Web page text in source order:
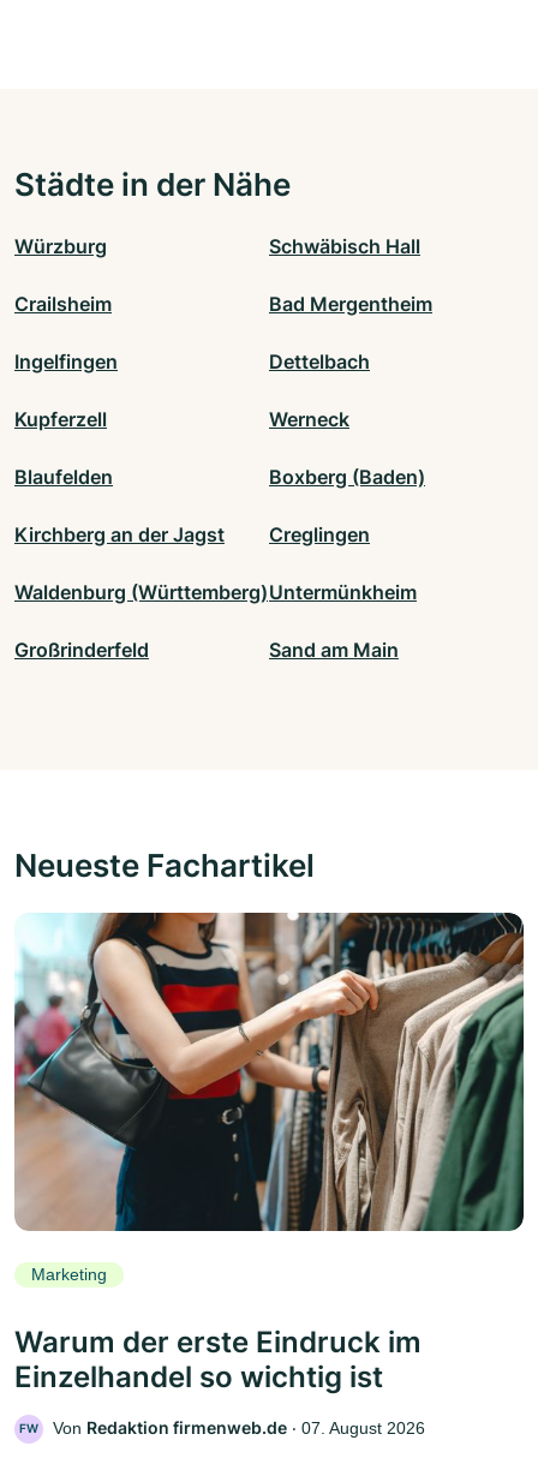
Städte in der Nähe
Würzburg Schwäbisch Hall
Crailsheim Bad Mergentheim
Ingelfingen Dettelbach
Kupferzell Werneck
Blaufelden Boxberg (Baden)
Kirchberg an der Jagst Creglingen
Waldenburg (Württemberg)Untermünkheim
Großrinderfeld Sand am Main
Neueste Fachartikel
Marketing
Warum der erste Eindruck im
Einzelhandel so wichtig ist
FW Von Redaktion firmenweb.de ‧ 07. August 2026